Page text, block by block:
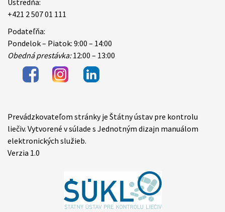
Ústredňa:
+421 2 507 01 111
Podateľňa:
Pondelok – Piatok: 9:00 – 14:00
Obedná prestávka:12:00 – 13:00
Items
Prevádzkovateľom stránky je Štátny ústav pre kontrolu
liečiv. Vytvorené v súlade s Jednotným dizajn manuálom
elektronických služieb.
Verzia 1.0